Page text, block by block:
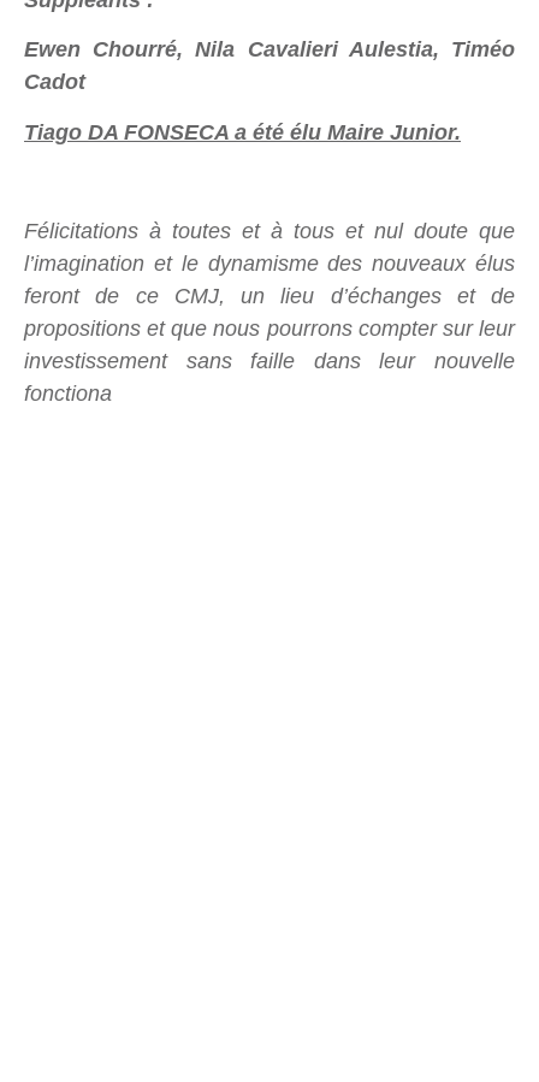
Ewen Chourré, Nila Cavalieri Aulestia, Timéo
Cadot
Tiago DA FONSECA a été élu Maire Junior.
Félicitations à toutes et à tous et nul doute que
l’imagination et le dynamisme des nouveaux élus
feront de ce CMJ, un lieu d’échanges et de
propositions et que nous pourrons compter sur leur
investissement sans faille dans leur nouvelle
fonctiona